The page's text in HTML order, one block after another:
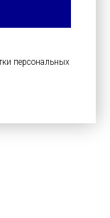
персональных